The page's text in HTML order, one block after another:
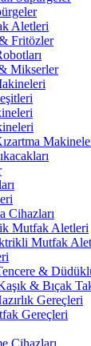
Aletleri
Fritözler
Mikserler
Cihazları
Mutfak Aletleri
Mutfak
&
& Bıçak
Gereçleri
Gereçleri
Cihazları